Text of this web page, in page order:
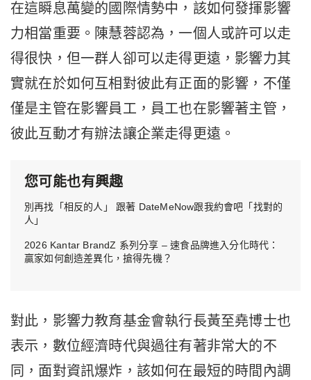
在這瞬息萬變的國際情勢中，該如何發揮影響
力相當重要。陳慧蓉認為，一個人或許可以走
得很快，但一群人卻可以走得更遠，影響力其
實就在於如何互相對彼此有正面的影響，不僅
僅是主管在影響員工，員工也在影響著主管，
彼此互動才有辦法讓企業走得更遠。
您可能也有興趣
別再找「相反的人」 跟著 DateMeNow跟我約會吧「找對的
人」
2026 Kantar BrandZ 系列分享 – 速食品牌進入分化時代：
贏家如何創造差異化，搶得先機？
對此，影響力教育基金會執行長黃至堯博士也
表示，數位經濟時代與過往有著非常大的不
同，面對資訊爆炸，該如何在最短的時間內調